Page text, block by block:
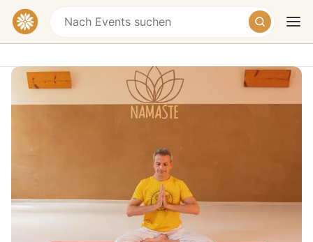
Wochenende
Meditationskurs - Offene Meditation
Yoga Vidya e.V. Essen, Friederikenstraße,